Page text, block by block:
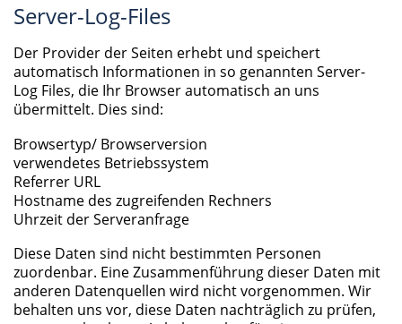
Server-Log-Files
Der Provider der Seiten erhebt und speichert
automatisch Informationen in so genannten Server-
Log Files, die Ihr Browser automatisch an uns
übermittelt. Dies sind:
Browsertyp/ Browserversion
verwendetes Betriebssystem
Referrer URL
Hostname des zugreifenden Rechners
Uhrzeit der Serveranfrage
Diese Daten sind nicht bestimmten Personen
zuordenbar. Eine Zusammenführung dieser Daten mit
anderen Datenquellen wird nicht vorgenommen. Wir
behalten uns vor, diese Daten nachträglich zu prüfen,